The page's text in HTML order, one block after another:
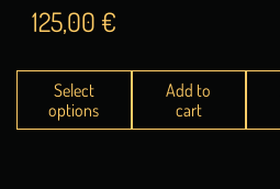
125,00€
Select
options
Add to
cart